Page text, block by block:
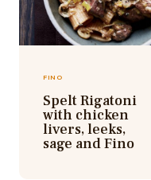
FINO
Spelt Rigatoni
with chicken
livers, leeks,
sage and Fino